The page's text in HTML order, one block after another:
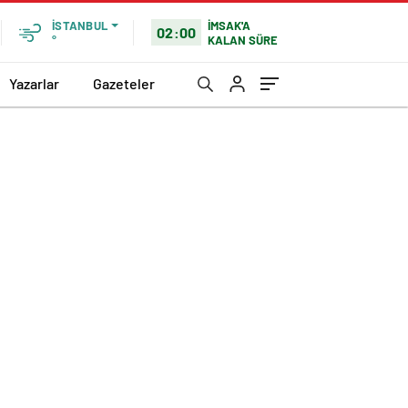
İSTANBUL
°
02:00
İMSAK'A
KALAN SÜRE
Yazarlar Gazeteler